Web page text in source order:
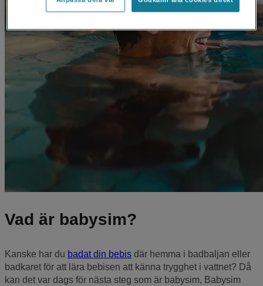
Vad är babysim?
Kanske har du badat din bebis där hemma i badbaljan eller
badkaret för att lära bebisen att känna trygghet i vattnet? Då
kan det var dags för nästa steg som är babysim, Babysim